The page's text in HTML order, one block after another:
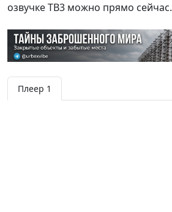
озвучке ТВ3 можно прямо сейчас.
Плеер 1